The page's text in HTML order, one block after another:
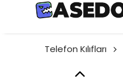
Telefon Kılıfları